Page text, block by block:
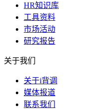
HR知识库
工具资料
市场活动
研究报告
关于我们
关于i背调
媒体报道
联系我们